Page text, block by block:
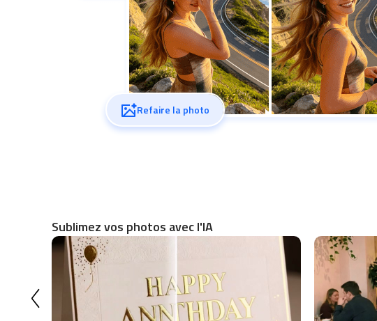
Refaire la photo
Sublimez vos photos avec l'IA